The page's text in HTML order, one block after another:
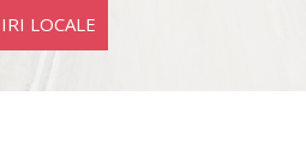
LOCALE